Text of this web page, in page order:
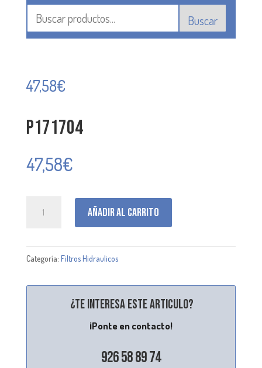
Buscar
47,58€
P171704
47,58€
Añadir al carrito
Categoría: Filtros Hidraulicos
¿Te interesa este articulo?
¡Ponte en contacto!
926 58 89 74